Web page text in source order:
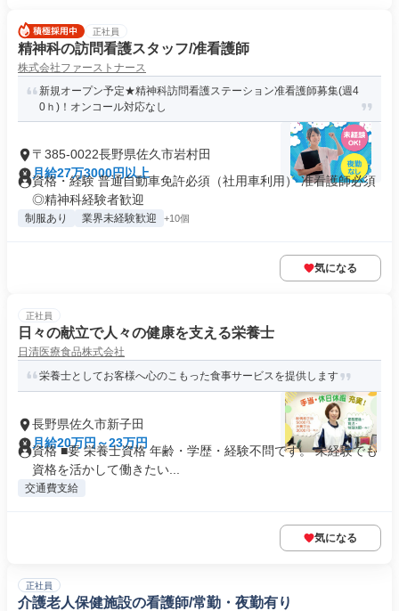
正社員
精神科の訪問看護スタッフ/准看護師
株式会社ファーストナース
新規オープン予定★精神科訪問看護ステーション准看護師募集(週4
0ｈ)！オンコール対応なし
〒385-0022長野県佐久市岩村田
月給27万3000円以上
資格・経験 普通自動車免許必須（社用車利用） 准看護師必須
◎精神科経験者歓迎
制服あり 業界未経験歓迎 +10個
気になる
正社員
日々の献立で人々の健康を支える栄養士
日清医療食品株式会社
栄養士としてお客様へ心のこもった食事サービスを提供します
長野県佐久市新子田
月給20万円～23万円
資格 ■要 栄養士資格 年齢・学歴・経験不問です。 未経験でも
資格を活かして働きたい...
交通費支給
気になる
正社員
介護老人保健施設の看護師/常勤・夜勤有り